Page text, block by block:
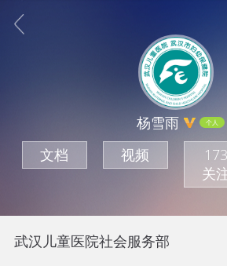
杨雪雨 个人
文档 视频
173
关
武汉儿童医院社会服务部